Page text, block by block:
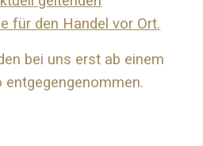
für den Handel vor Ort.
bei uns erst ab einem
entgegengenommen.